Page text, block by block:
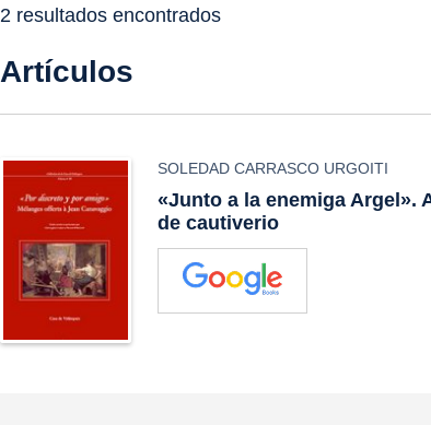
2 resultados encontrados
Artículos
SOLEDAD CARRASCO URGOITI
«Junto a la enemiga Argel».
de cautiverio